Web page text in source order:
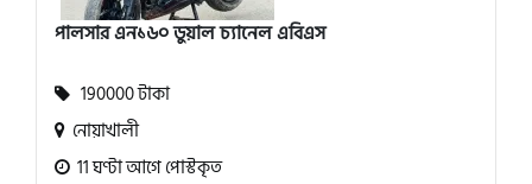
পালসার এন১৬০ ডুয়াল চ্যানেল এবিএস
190000 টাকা
নোয়াখালী
11 ঘণ্টা আগে পোস্টকৃত